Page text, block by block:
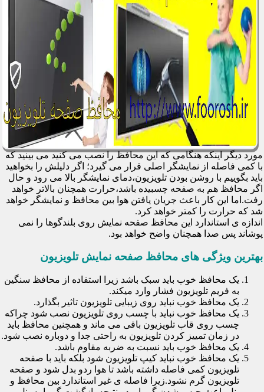
مورد دیگر اینکه هنگامی که این محافظ را نصب می کنید می بینید که
با کمی فاصله از نمایشگر اصلی قرار می گیرد؛ اگر دلیلش را بخواهید
باید بگوییم با روشن بودن تلویزیون،دمای نمایشگر بالا می رود و حال
اگر محافظ هم به صفحه چسبیده باشد،حرارت همچنان بالاتر خواهد
رفت.اما این کار باعث جریان یافتن هوا بین محافظ و نمایشگر خواهد
شد که حرارت را کمتر خواهد کرد.
اندازه ی استاندارد این محافظ صفحه نمایش روی بلندگوها را نمی
پوشاند پس صدا همچنان واضح خواهد بود.
بهترین ویژگی های محافظ صفحه نمایش تلویزیون
یک محافظ خوب باید سبک باشد زیرا استفاده از محافظ سنگین
به فریم تلویزیون فشار وارد میکند.
یک محافظ خوب نباید روی زیبایی تلویزیون تاثیر بگذارد.
یک محافظ خوب نباید با چسب روی تلویزیون نصب شود چراکه
چسب روی قاب تلویزیون باقی می ماند و همچنین محافظ باید
در زمان تمییز کردن تلویزیون به راحتی جدا و دوباره نصب شود.
یک محافظ خوب باید نسبت به ضربه مقاوم باشد.
یک محافظ خوب نباید کیپ تلویزیون شود بلکه باید با صفحه
تلویزیون کمی فاصله داشته باشد تا هوا ردو بدل شود و صفحه
تلویزیون گرم نشود.زیرا فاصله ی غیر استاندارد بین محافظ و